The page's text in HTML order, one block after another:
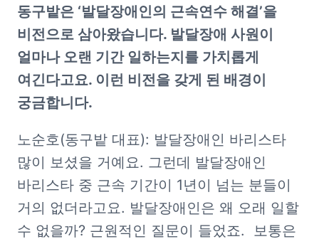
동구밭은 ‘발달장애인의 근속연수 해결’을
비전으로 삼아왔습니다. 발달장애 사원이
얼마나 오랜 기간 일하는지를 가치롭게
여긴다고요. 이런 비전을 갖게 된 배경이
궁금합니다.
노순호(동구밭 대표): 발달장애인 바리스타
많이 보셨을 거예요. 그런데 발달장애인
바리스타 중 근속 기간이 1년이 넘는 분들이
거의 없더라고요. 발달장애인은 왜 오래 일할
수 없을까? 근원적인 질문이 들었죠.  보통은